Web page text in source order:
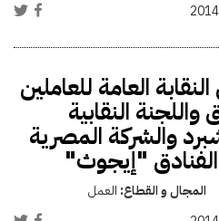
2014
العامة للعاملين
النقابية
والشركة المصرية
"إيجوث"
المجال و القطاع: العمل